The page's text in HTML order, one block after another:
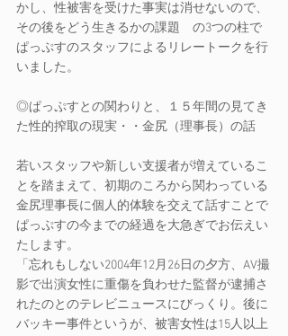
かし、性被害を受けた事実は消せないので、
その後をどう生きるかの課題　の3つの柱で
ぱっぷすのスタッフによるリレートークを行
いました。
◎ぱっぷすとの関わりと、１５年間の見てき
た性的搾取の現実・・金尻（理事長）の話
若いスタッフや新しい支援者が増えているこ
とを踏まえて、初期のころから関わっている
金尻理事長に個人的体験を交えて話すことで
ぱっぷすの今までの経過を大急ぎでお伝えい
たします。
「忘れもしない2004年12月26日の夕方、AV撮
影で出演女性に重傷を負わせた監督が逮捕さ
れたのとのテレビニュースにびっくり。後に
バッキー事件というが、被害女性は15人以上